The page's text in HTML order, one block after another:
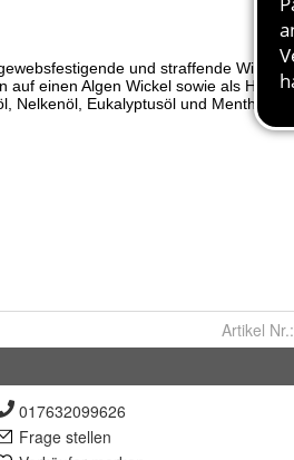
Artikel Nr.:
017632099626
Frage stellen